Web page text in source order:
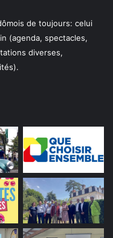
de toujours: celui
(agenda, spectacles,
diverses,